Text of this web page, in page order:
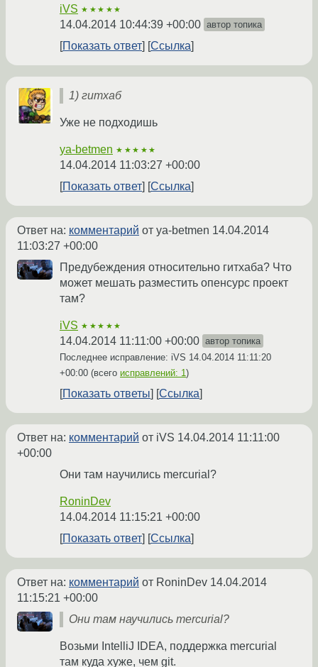
iVS ★★★★★
14.04.2014 10:44:39 +00:00 автор топика
Показать ответ Ссылка
1) гитхаб
Уже не подходишь
ya-betmen ★★★★★
14.04.2014 11:03:27 +00:00
Показать ответ
Ссылка
Ответ на: комментарий от ya-betmen 14.04.2014
11:03:27 +00:00
Предубеждения относительно гитхаба? Что
может мешать разместить опенсурс проект
там?
iVS ★★★★★
14.04.2014 11:11:00 +00:00 автор топика
Последнее исправление: iVS 14.04.2014 11:11:20
+00:00 (всего исправлений: 1)
Показать ответы Ссылка
Ответ на: комментарий от iVS 14.04.2014 11:11:00
+00:00
Они там научились mercurial?
RoninDev
14.04.2014 11:15:21 +00:00
Показать ответ
Ссылка
Ответ на: комментарий от RoninDev 14.04.2014
11:15:21 +00:00
Они там научились mercurial?
Возьми IntelliJ IDEA, поддержка mercurial
там куда хуже, чем git.